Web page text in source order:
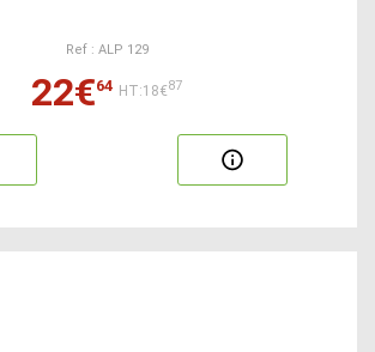
Ref : ALP 129
22€64 HT:18€87